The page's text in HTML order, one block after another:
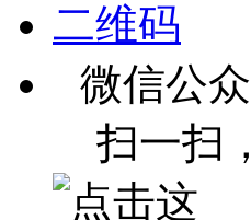
二维码
微信公
扫一扫